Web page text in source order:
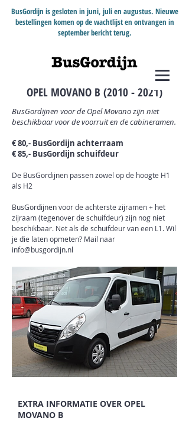
BusGordijn is gesloten in juni, juli en augustus. Nieuwe
bestellingen komen op de wachtlijst en ontvangen in
september bericht terug.
OPEL MOVANO B (2010 - 2021)
BusGordijnen voor de Opel Movano zijn niet
beschikbaar voor de voorruit en de cabineramen.
€ 80,- BusGordijn achterraam
€ 85,- BusGordijn schuifdeur
De BusGordijnen passen zowel op de hoogte H1
als H2
BusGordijnen voor de achterste zijramen + het
zijraam (tegenover de schuifdeur) zijn nog niet
beschikbaar. Net als de schuifdeur van een L1. Wil
je die laten opmeten? Mail naar
info@busgordijn.nl
EXTRA INFORMATIE OVER OPEL
MOVANO B